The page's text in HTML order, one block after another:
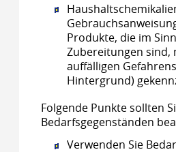
Produkte, die im
Zubereitungen sind,
auffälligen
Hintergrund)
Folgende Punkte sollten
Bedarfsgegenständen
Verwenden Sie